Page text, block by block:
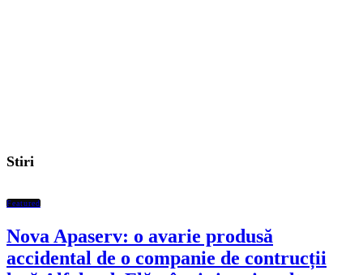
Stiri
Featured
Nova Apaserv: o avarie produsă
accidental de o companie de contrucții